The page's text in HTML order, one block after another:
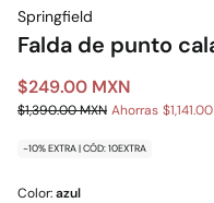
Springfield
Falda de punto
$249.00 MXN
$1,390.00 MXN Ahorras
-10% EXTRA | CÓD: 10EXTRA
Color:azul